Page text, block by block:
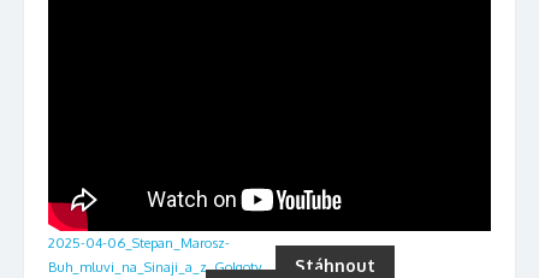
2025-04-06_Stepan_Marosz-
Buh_mluvi_na_Sinaji_a_z_Golgoty
Stáhnout